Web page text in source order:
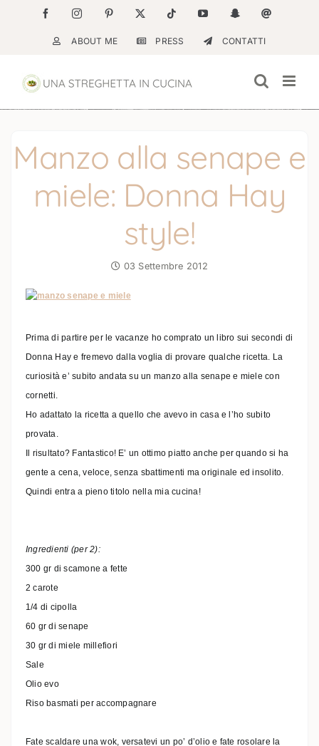
contenuto
FacebookInstagramPinterest Tiktok YouTubeSnapchatEmail
ABOUT ME PRESS CONTATTI
Manzo alla senape e
miele: Donna Hay
style!
03 Settembre 2012
Prima di partire per le vacanze ho comprato un libro sui secondi di
Donna Hay e fremevo dalla voglia di provare qualche ricetta. La
curiosità e’ subito andata su un manzo alla senape e miele con
cornetti.
Ho adattato la ricetta a quello che avevo in casa e l’ho subito
provata.
Il risultato? Fantastico! E’ un ottimo piatto anche per quando si ha
gente a cena, veloce, senza sbattimenti ma originale ed insolito.
Quindi entra a pieno titolo nella mia cucina!
Ingredienti (per 2):
300 gr di scamone a fette
2 carote
1/4 di cipolla
60 gr di senape
30 gr di miele millefiori
Sale
Olio evo
Riso basmati per accompagnare
Fate scaldare una wok, versatevi un po’ d’olio e fate rosolare la